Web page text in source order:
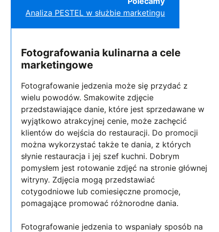
Analiza PESTEL w służbie marketingu
Fotografowania kulinarna a cele
marketingowe
Fotografowanie jedzenia może się przydać z
wielu powodów. Smakowite zdjęcie
przedstawiające danie, które jest sprzedawane w
wyjątkowo atrakcyjnej cenie, może zachęcić
klientów do wejścia do restauracji. Do promocji
można wykorzystać także te dania, z których
słynie restauracja i jej szef kuchni. Dobrym
pomysłem jest rotowanie zdjęć na stronie głównej
witryny. Zdjęcia mogą przedstawiać
cotygodniowe lub comiesięczne promocje,
pomagające promować różnorodne dania.
Fotografowanie jedzenia to wspaniały sposób na